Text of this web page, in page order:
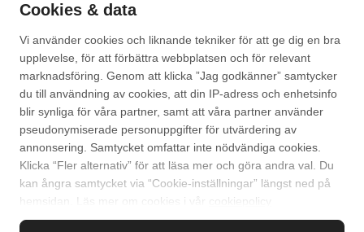
normalhastigheten, 1.0.
Kontakta oss!
Mejla via vårt kontaktformulär
Ring på 010-741 98 00
Vi har öppet vardagar 08:00 - 16:00
Cookies & data
Vi använder cookies och liknande tekniker för att ge dig en bra
upplevelse, för att förbättra webbplatsen och för relevant
marknadsföring. Genom att klicka ”Jag godkänner” samtycker
du till användning av cookies, att din IP-adress och enhetsinfo
blir synliga för våra partner, samt att våra partner använder
pseudonymiserade personuppgifter för utvärdering av
annonsering. Samtycket omfattar inte nödvändiga cookies.
Klicka “Fler alternativ” för att läsa mer och göra andra val. Du
kan ångra samtycket via “Cookie-inställningar” längst ned på
hemsidan. Läs mer om cookies i vår
cookiepolicy